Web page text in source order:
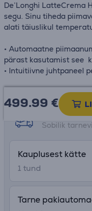
De’Longhi LatteCrema
segu. Sinu tiheda
alati täiuslikul
• Automaatne
pärast kasutamist see
• Intuitiivne juhtpaneel
• Vaid ühe
must-valge ikooniga
• Jookide kohandamine
tugevat, keskmist või
• Võimalus kasutada
• Kriimustuskindel
tassihoidja ja
499.99 €
Tarne
Sobilik
Kauplusest kätte
1 tund
Tarne